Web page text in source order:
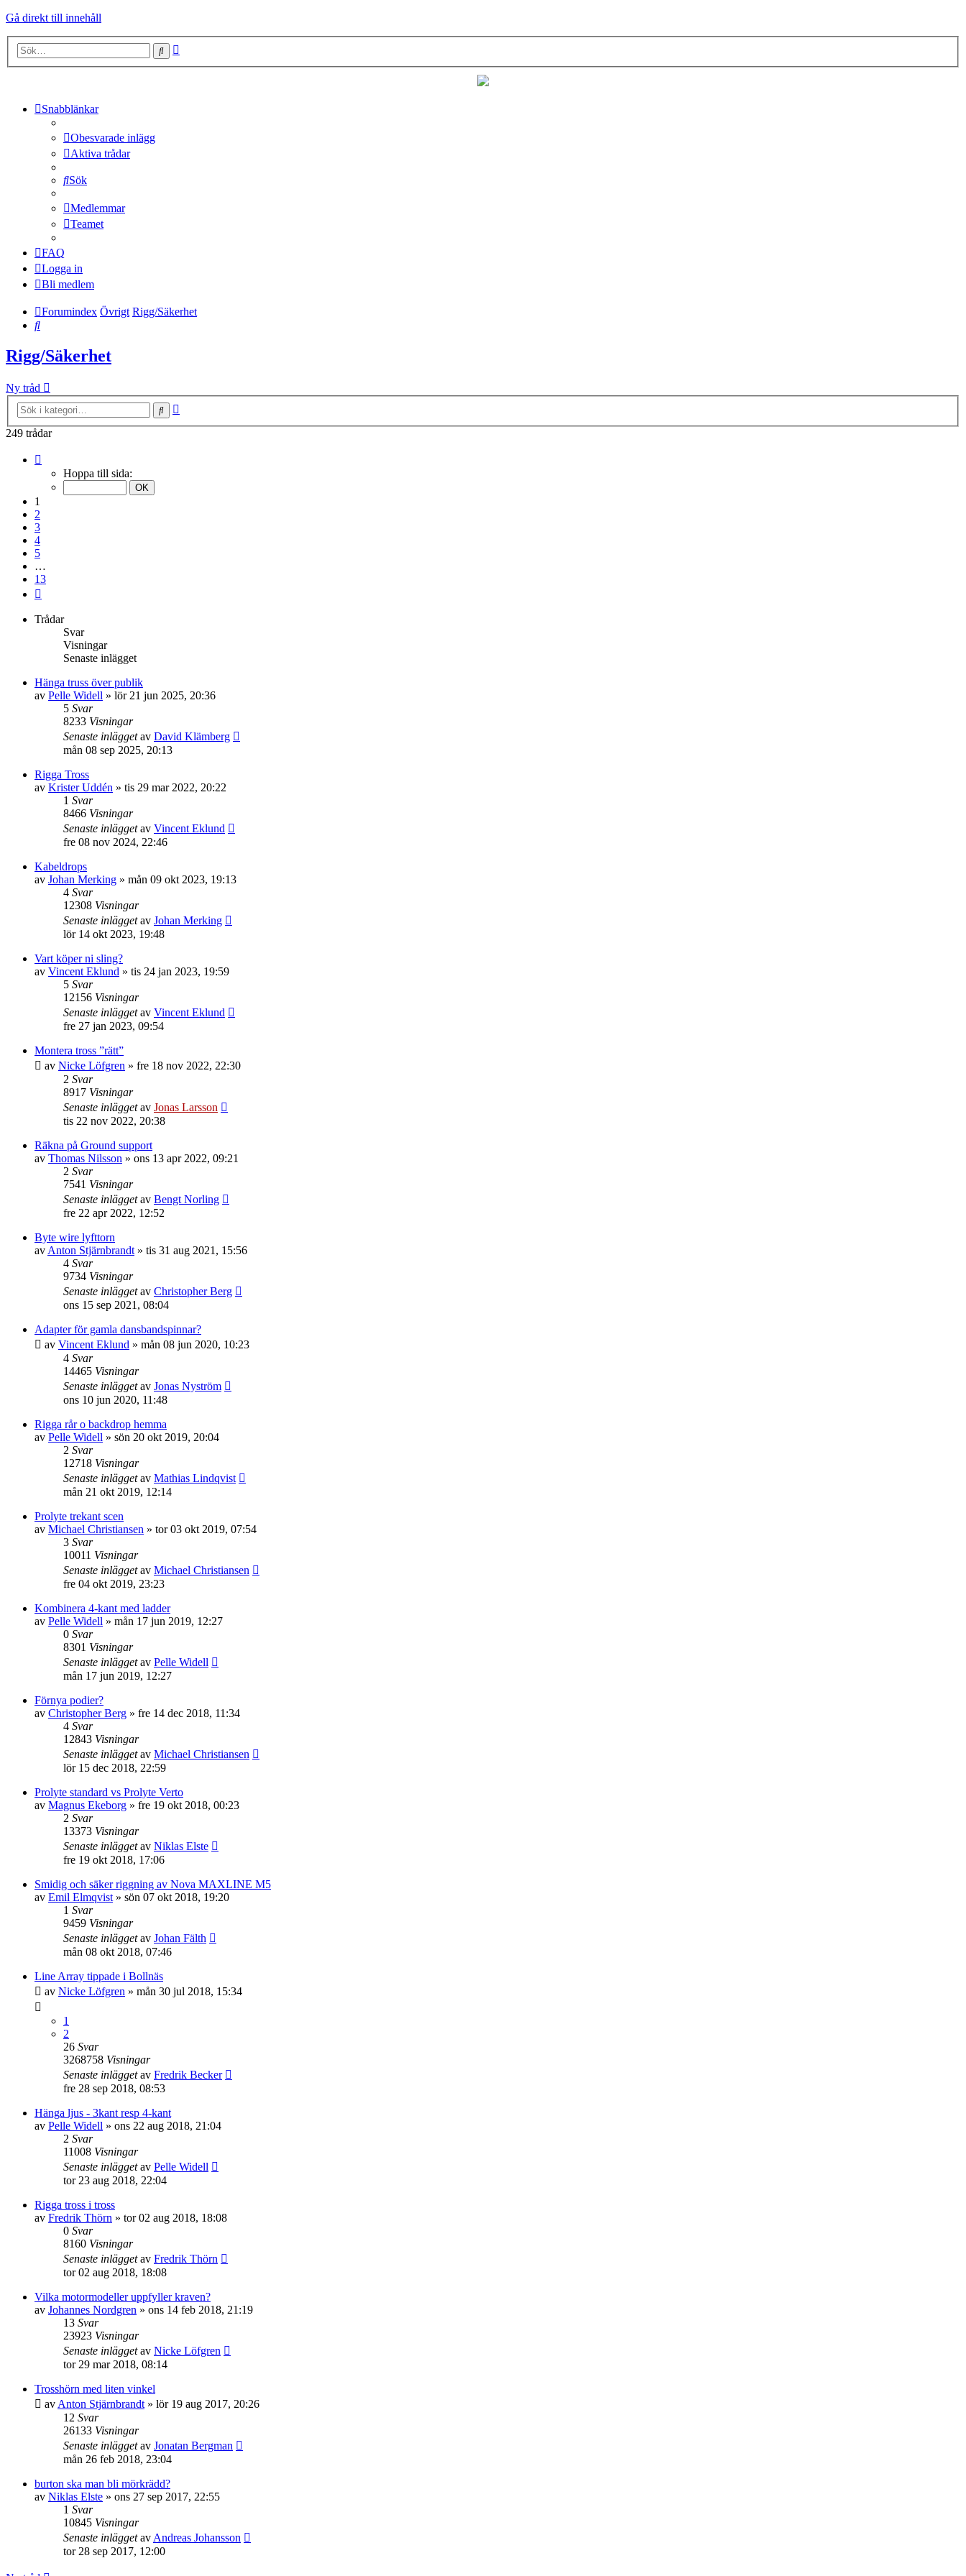
Gå direkt till innehåll
Sök
Snabblänkar
Obesvarade inlägg
Aktiva trådar
Sök
Medlemmar
Teamet
FAQ
Logga in
Bli medlem
Forumindex Övrigt Rigg/Säkerhet
Sök
Rigg/Säkerhet
Ny tråd
Sök
249 trådar
Hoppa till sida:
1
2
3
4
5
…
13
Trådar
Svar
Visningar
Senaste inlägget
Hänga truss över publik
av Pelle Widell » lör 21 jun 2025, 20:36
5 Svar
8233 Visningar
Senaste inläggetav David Klämberg
mån 08 sep 2025, 20:13
Rigga Tross
av Krister Uddén » tis 29 mar 2022, 20:22
1 Svar
8466 Visningar
Senaste inläggetav Vincent Eklund
fre 08 nov 2024, 22:46
Kabeldrops
av Johan Merking » mån 09 okt 2023, 19:13
4 Svar
12308 Visningar
Senaste inläggetav Johan Merking
lör 14 okt 2023, 19:48
Vart köper ni sling?
av Vincent Eklund » tis 24 jan 2023, 19:59
5 Svar
12156 Visningar
Senaste inläggetav Vincent Eklund
fre 27 jan 2023, 09:54
Montera tross ”rätt”
av Nicke Löfgren » fre 18 nov 2022, 22:30
2 Svar
8917 Visningar
Senaste inläggetav Jonas Larsson
tis 22 nov 2022, 20:38
Räkna på Ground support
av Thomas Nilsson » ons 13 apr 2022, 09:21
2 Svar
7541 Visningar
Senaste inläggetav Bengt Norling
fre 22 apr 2022, 12:52
Byte wire lyfttorn
av Anton Stjärnbrandt » tis 31 aug 2021, 15:56
4 Svar
9734 Visningar
Senaste inläggetav Christopher Berg
ons 15 sep 2021, 08:04
Adapter för gamla dansbandspinnar?
av Vincent Eklund » mån 08 jun 2020, 10:23
4 Svar
14465 Visningar
Senaste inläggetav Jonas Nyström
ons 10 jun 2020, 11:48
Rigga rår o backdrop hemma
av Pelle Widell » sön 20 okt 2019, 20:04
2 Svar
12718 Visningar
Senaste inläggetav Mathias Lindqvist
mån 21 okt 2019, 12:14
Prolyte trekant scen
av Michael Christiansen » tor 03 okt 2019, 07:54
3 Svar
10011 Visningar
Senaste inläggetav Michael Christiansen
fre 04 okt 2019, 23:23
Kombinera 4-kant med ladder
av Pelle Widell » mån 17 jun 2019, 12:27
0 Svar
8301 Visningar
Senaste inläggetav Pelle Widell
mån 17 jun 2019, 12:27
Förnya podier?
av Christopher Berg » fre 14 dec 2018, 11:34
4 Svar
12843 Visningar
Senaste inläggetav Michael Christiansen
lör 15 dec 2018, 22:59
Prolyte standard vs Prolyte Verto
av Magnus Ekeborg » fre 19 okt 2018, 00:23
2 Svar
13373 Visningar
Senaste inläggetav Niklas Elste
fre 19 okt 2018, 17:06
Smidig och säker riggning av Nova MAXLINE M5
av Emil Elmqvist » sön 07 okt 2018, 19:20
1 Svar
9459 Visningar
Senaste inläggetav Johan Fälth
mån 08 okt 2018, 07:46
Line Array tippade i Bollnäs
av Nicke Löfgren » mån 30 jul 2018, 15:34
1
2
26 Svar
3268758 Visningar
Senaste inläggetav Fredrik Becker
fre 28 sep 2018, 08:53
Hänga ljus - 3kant resp 4-kant
av Pelle Widell » ons 22 aug 2018, 21:04
2 Svar
11008 Visningar
Senaste inläggetav Pelle Widell
tor 23 aug 2018, 22:04
Rigga tross i tross
av Fredrik Thörn » tor 02 aug 2018, 18:08
0 Svar
8160 Visningar
Senaste inläggetav Fredrik Thörn
tor 02 aug 2018, 18:08
Vilka motormodeller uppfyller kraven?
av Johannes Nordgren » ons 14 feb 2018, 21:19
13 Svar
23923 Visningar
Senaste inläggetav Nicke Löfgren
tor 29 mar 2018, 08:14
Trosshörn med liten vinkel
av Anton Stjärnbrandt » lör 19 aug 2017, 20:26
12 Svar
26133 Visningar
Senaste inläggetav Jonatan Bergman
mån 26 feb 2018, 23:04
burton ska man bli mörkrädd?
av Niklas Elste » ons 27 sep 2017, 22:55
1 Svar
10845 Visningar
Senaste inläggetav Andreas Johansson
tor 28 sep 2017, 12:00